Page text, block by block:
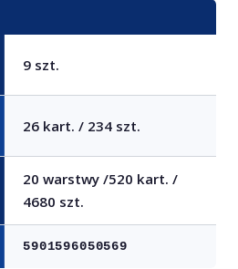
9 szt.
26 kart. / 234 szt.
20 warstwy /520 kart. /
4680 szt.
5901596050569